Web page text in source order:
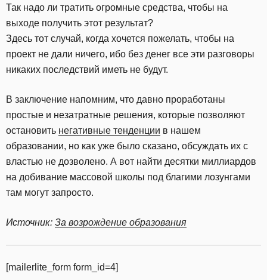
Так надо ли тратить огромные средства, чтобы на
выходе получить этот результат?
Здесь тот случай, когда хочется пожелать, чтобы на
проект не дали ничего, ибо без денег все эти разговоры
никаких последствий иметь не будут.
В заключение напомним, что давно проработаны
простые и незатратные решения, которые позволяют
остановить негативные тенденции в нашем
образовании, но как уже было сказано, обсуждать их с
властью не дозволено. А вот найти десятки миллиардов
на добивание массовой школы под благими лозунгами
там могут запросто.
Источник: За возрождение образования
[mailerlite_form form_id=4]